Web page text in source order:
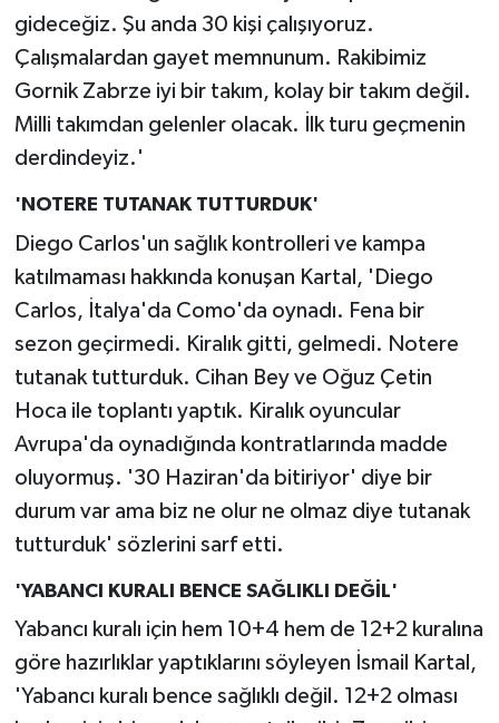
gideceğiz. Şu anda 30 kişi çalışıyoruz.
Çalışmalardan gayet memnunum. Rakibimiz
Gornik Zabrze iyi bir takım, kolay bir takım değil.
Milli takımdan gelenler olacak. İlk turu geçmenin
derdindeyiz.'
'NOTERE TUTANAK TUTTURDUK'
Diego Carlos'un sağlık kontrolleri ve kampa
katılmaması hakkında konuşan Kartal, 'Diego
Carlos, İtalya'da Como'da oynadı. Fena bir
sezon geçirmedi. Kiralık gitti, gelmedi. Notere
tutanak tutturduk. Cihan Bey ve Oğuz Çetin
Hoca ile toplantı yaptık. Kiralık oyuncular
Avrupa'da oynadığında kontratlarında madde
oluyormuş. '30 Haziran'da bitiriyor' diye bir
durum var ama biz ne olur ne olmaz diye tutanak
tutturduk' sözlerini sarf etti.
'YABANCI KURALI BENCE SAĞLIKLI DEĞİL'
Yabancı kuralı için hem 10+4 hem de 12+2 kuralına
göre hazırlıklar yaptıklarını söyleyen İsmail Kartal,
'Yabancı kuralı bence sağlıklı değil. 12+2 olması